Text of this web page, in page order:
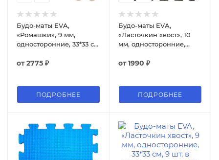
Будо-маты EVA,
«Ромашки», 9 мм,
односторонние, 33*33 см,
от2775 ₽
ПОДРОБНЕЕ
Будо-маты EVA,
«Ласточкин хвост», 10
мм, односторонние,
от1990 ₽
ПОДРОБНЕЕ